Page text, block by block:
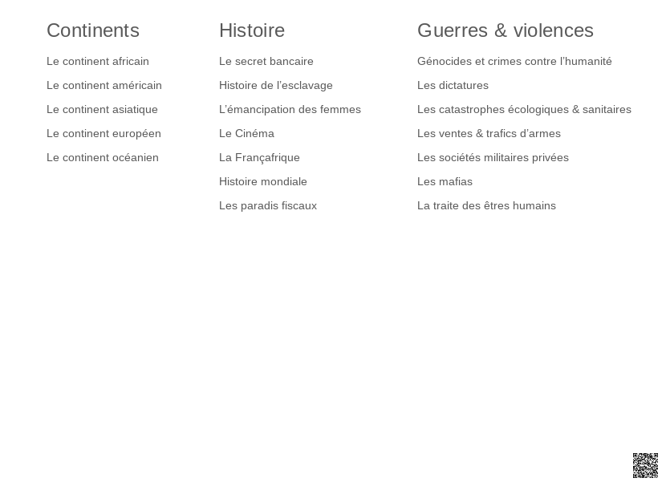
Continents
Le continent africain
Le continent américain
Le continent asiatique
Le continent européen
Le continent océanien
Histoire
Le secret bancaire
Histoire de l’esclavage
L’émancipation des femmes
Le Cinéma
La Françafrique
Histoire mondiale
Les paradis fiscaux
Guerres & violences
Génocides et crimes contre l’humanité
Les dictatures
Les catastrophes écologiques & sanitaires
Les ventes & trafics d’armes
Les sociétés militaires privées
Les mafias
La traite des êtres humains